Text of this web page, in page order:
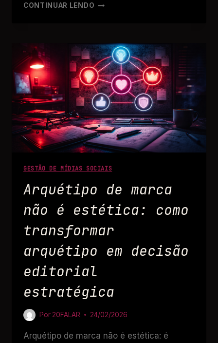
CONTINUAR LENDO
GESTÃO DE MÍDIAS SOCIAIS
Arquétipo de marca
não é estética: como
transformar
arquétipo em decisão
editorial
estratégica
Por 20FALAR 24/02/2026
Arquétipo de marca não é estética: é